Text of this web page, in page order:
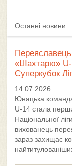
Останні новини
«Шахтарю» U-
Суперкубок
14.07.2026
Юнацька команда
U-14 стала
Національної
вихованець
зараз захищає